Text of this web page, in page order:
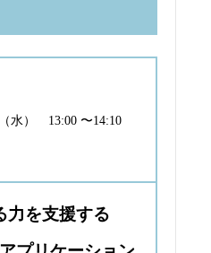
水） 13:00 〜14:10
力を支援する